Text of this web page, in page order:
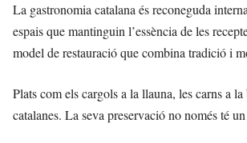
La gastronomia catalana és reconeguda
espais que mantinguin l’essència de les
model de restauració que combina tradició i
Plats com els cargols a la llauna, les carns a
catalanes. La seva preservació no només té